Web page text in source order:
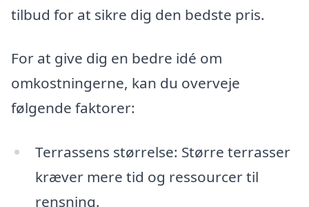
tilbud for at sikre dig den bedste pris.
For at give dig en bedre idé om
omkostningerne, kan du overveje
følgende faktorer:
Terrassens størrelse: Større terrasser
kræver mere tid og ressourcer til
rensning.